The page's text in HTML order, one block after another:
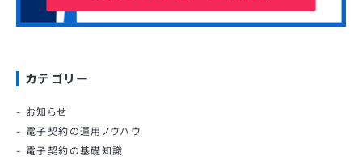
カテゴリー
お知らせ
電子契約の運用ノウハウ
電子契約の基礎知識